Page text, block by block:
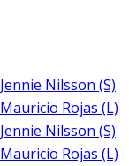
Jennie Nilsson (S)
Mauricio Rojas (L)
Jennie Nilsson (S)
Mauricio Rojas (L)